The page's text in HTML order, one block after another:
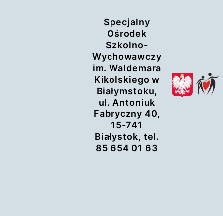
Specjalny
Ośrodek
Szkolno-
Wychowawczy
im. Waldemara
Kikolskiego w
Białymstoku,
ul. Antoniuk
Fabryczny 40,
15-741
Białystok, tel.
85 654 01 63